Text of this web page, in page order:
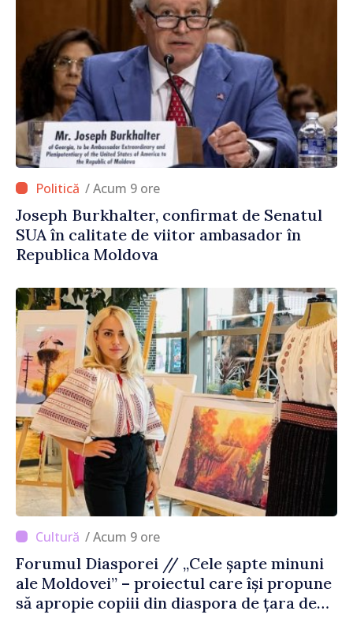
/ Acum 9 ore
Joseph Burkhalter, confirmat de Senatul
SUA în calitate de viitor ambasador în
Republica Moldova
/ Acum 9 ore
Forumul Diasporei // „Cele șapte minuni
ale Moldovei” – proiectul care își propune
să apropie copiii din diaspora de țara de